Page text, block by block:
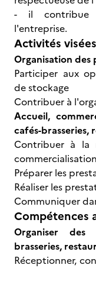
- il contribue
l'entreprise.
Activités
Organisation des
Participer aux
de stockage
Contribuer à
Accueil,
cafés-brasseries,
Contribuer à la
commercialisation
Préparer les
Réaliser les
Communiquer
Compétences
Organiser des
brasseries,
Réceptionner,